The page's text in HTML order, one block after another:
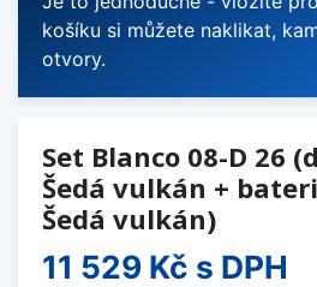
košíku si můžete naklikat,
otvory.
Set Blanco 08-D 26
Šedá vulkán +
Šedá vulkán)
11 529 Kč s DPH